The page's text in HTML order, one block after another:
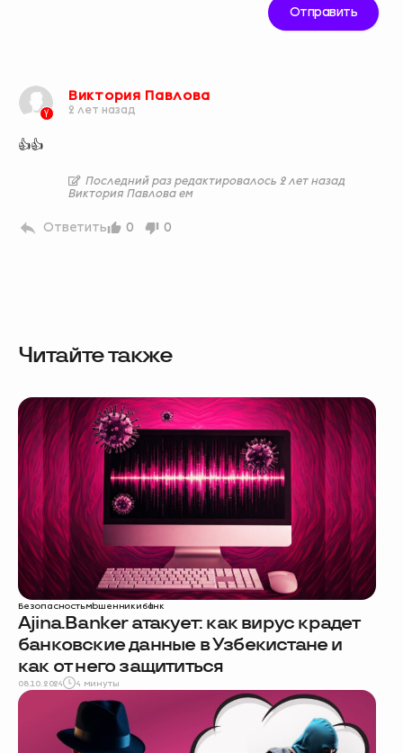
Виктория Павлова
2 лет назад
👍👍
Последний раз редактировалось 2 лет назад
Виктория Павлова ем
0 0
Ответить
Читайте также
Безопасностьмошенникибанк
Ajina.Banker атакует: как вирус крадет
банковские данные в Узбекистане и
как от него защититься
08.10.2024 4 минуты